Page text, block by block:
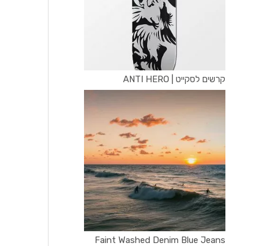
קרשים לסקייט | ANTI HERO
Faint Washed Denim Blue Jeans